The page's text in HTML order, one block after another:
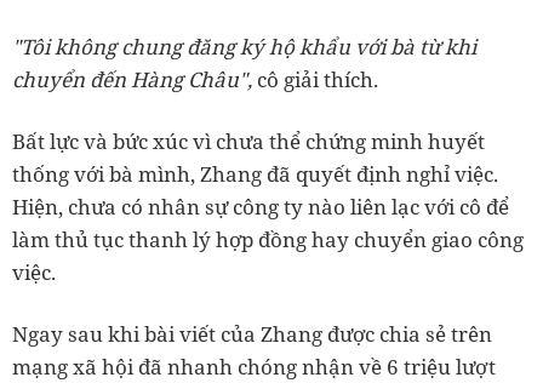
"Tôi không chung đăng ký hộ khẩu với bà từ khi
chuyển đến Hàng Châu", cô giải thích.
Bất lực và bức xúc vì chưa thể chứng minh huyết
thống với bà mình, Zhang đã quyết định nghỉ việc.
Hiện, chưa có nhân sự công ty nào liên lạc với cô để
làm thủ tục thanh lý hợp đồng hay chuyển giao công
việc.
Ngay sau khi bài viết của Zhang được chia sẻ trên
mạng xã hội đã nhanh chóng nhận về 6 triệu lượt